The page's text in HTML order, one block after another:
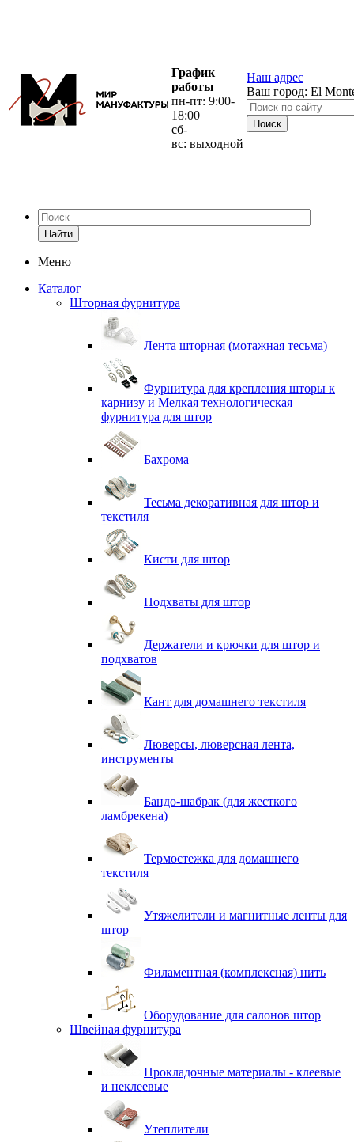
График
работы
пн-пт: 9:00-
18:00
сб-
вс: выходной
Наш адрес
Ваш город: El
Найти
Меню
Каталог
Шторная фурнитура
Лента шторная (мотажная тесьма)
Фурнитура для крепления шторы к
карнизу и Мелкая технологическая
фурнитура для штор
Бахрома
Тесьма декоративная для штор и
текстиля
Кисти для штор
Подхваты для штор
Держатели и крючки для штор и
подхватов
Кант для домашнего текстиля
Люверсы, люверсная лента,
инструменты
Бандо-шабрак (для жесткого
ламбрекена)
Термостежка для домашнего
текстиля
Утяжелители и магнитные ленты для
штор
Филаментная (комплексная) нить
Оборудование для салонов штор
Швейная фурнитура
Прокладочные материалы - клеевые
и неклеевые
Утеплители